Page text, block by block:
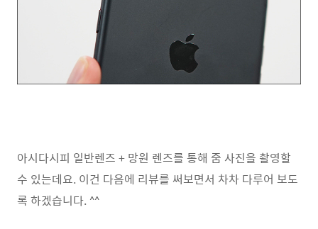
아시다시피 일반렌즈 + 망원 렌즈를 통해 줌 사진을 촬영할
수 있는데요. 이건 다음에 리뷰를 써보면서 차차 다루어 보도
록 하겠습니다. ^^